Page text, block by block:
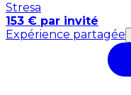
Stresa
153 € par invité
Expérience partagée